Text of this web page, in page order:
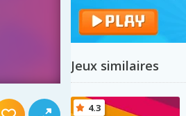
Jeux similaires
4.3